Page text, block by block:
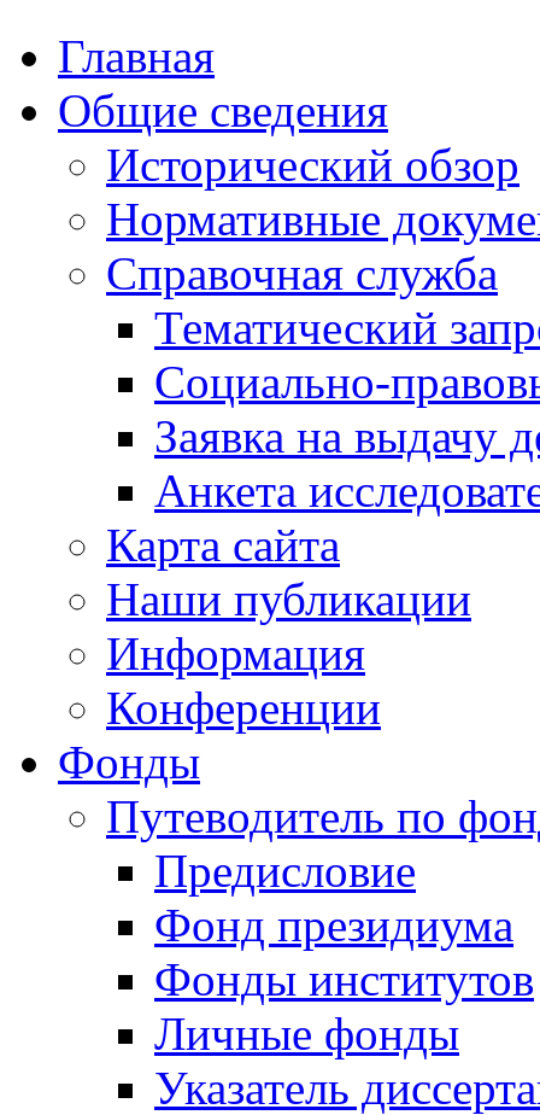
Главная
Общие сведения
Исторический обзор
Нормативные
Справочная служба
Тематический
Социально-
Заявка на выдачу
Анкета
Карта сайта
Наши публикации
Информация
Конференции
Фонды
Путеводитель по
Предисловие
Фонд президиума
Фонды институтов
Личные фонды
Указатель